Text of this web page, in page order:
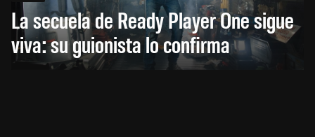
La secuela de Ready Player One sigue
viva: su guionista lo confirma